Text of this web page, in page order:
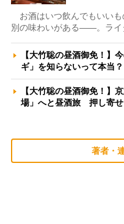
お酒はいつ飲んでもいいも
別の味わいがある――。ラ
【大竹聡の昼酒御免！】
ギ」を知らないって本
【大竹聡の昼酒御免！】
場」へと昼酒旅 押し寄
著者・